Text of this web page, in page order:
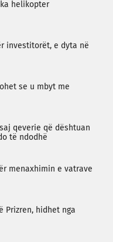
helikopter
investitorët, e dyta në
se u mbyt me
qeverie që dështuan
të ndodhë
menaxhimin e vatrave
Prizren, hidhet nga